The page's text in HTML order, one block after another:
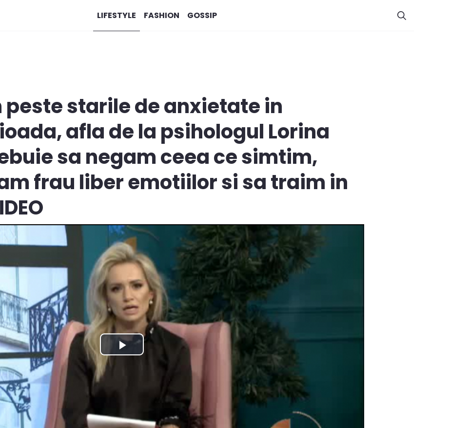
LIFESTYLE FASHION GOSSIP
peste starile de anxietate in
afla de la psihologul Lorina
sa negam ceea ce simtim,
frau liber emotiilor si sa traim in